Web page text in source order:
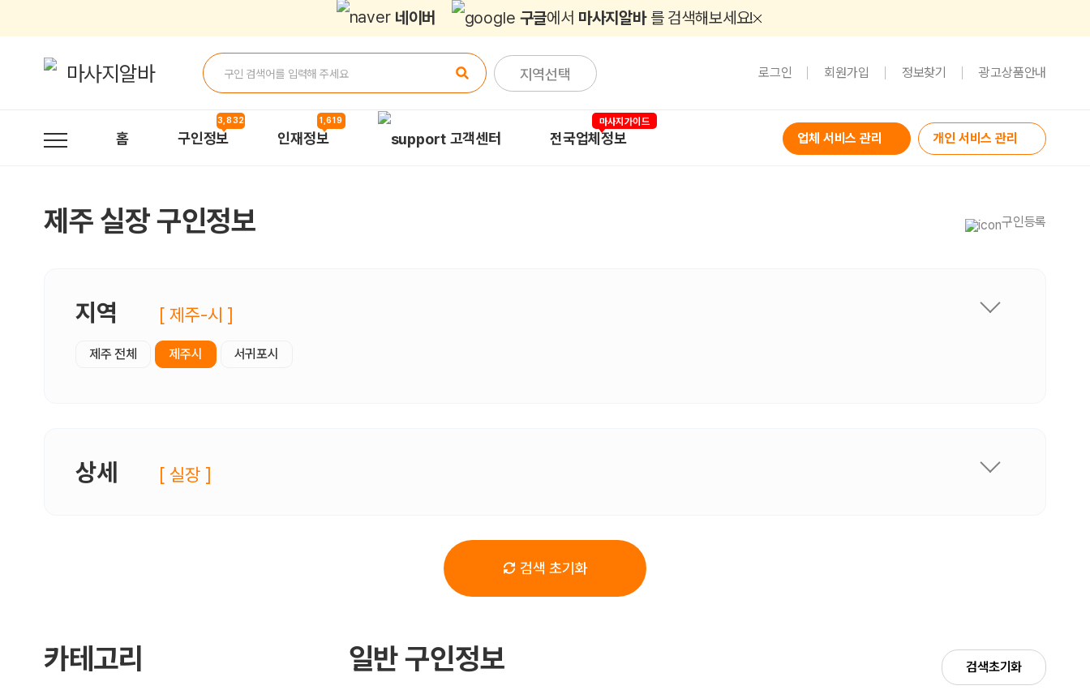
네이버 구글에서 마사지알바 를 검색해보세요!
지역선택 로그인 회원가입 정보찾기 광고상품안내
홈 구인정보
3,832
인재정보
1,619
고객센터 전국업체정보
마사지가이드
업체 서비스 관리 개인 서비스 관리
제주 실장 구인정보 구인등록
지역 [ 제주-시 ]
제주 전체 제주시 서귀포시
상세 [ 실장 ]
검색 초기화
카테고리 일반 구인정보 검색초기화